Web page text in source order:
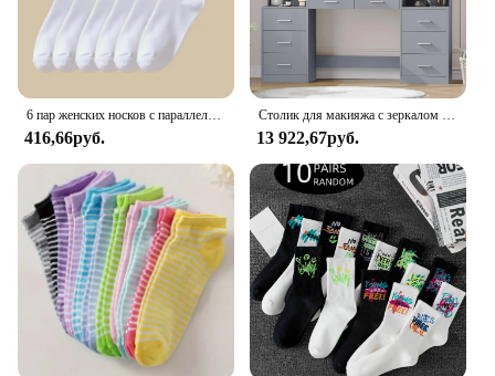
6 пар женских носков с параллельными полосками, модные универсальные носки с героями мультфильмов «Любовь», мягкие и удобные повседневные и дышащие носки
416,66руб.
Столик для макияжа с зеркалом и подсветкой, столик для туалетного столика с удлинителем, большой ящик и шесть открытых комодов для хранения, туалетный столик
13 922,67руб.